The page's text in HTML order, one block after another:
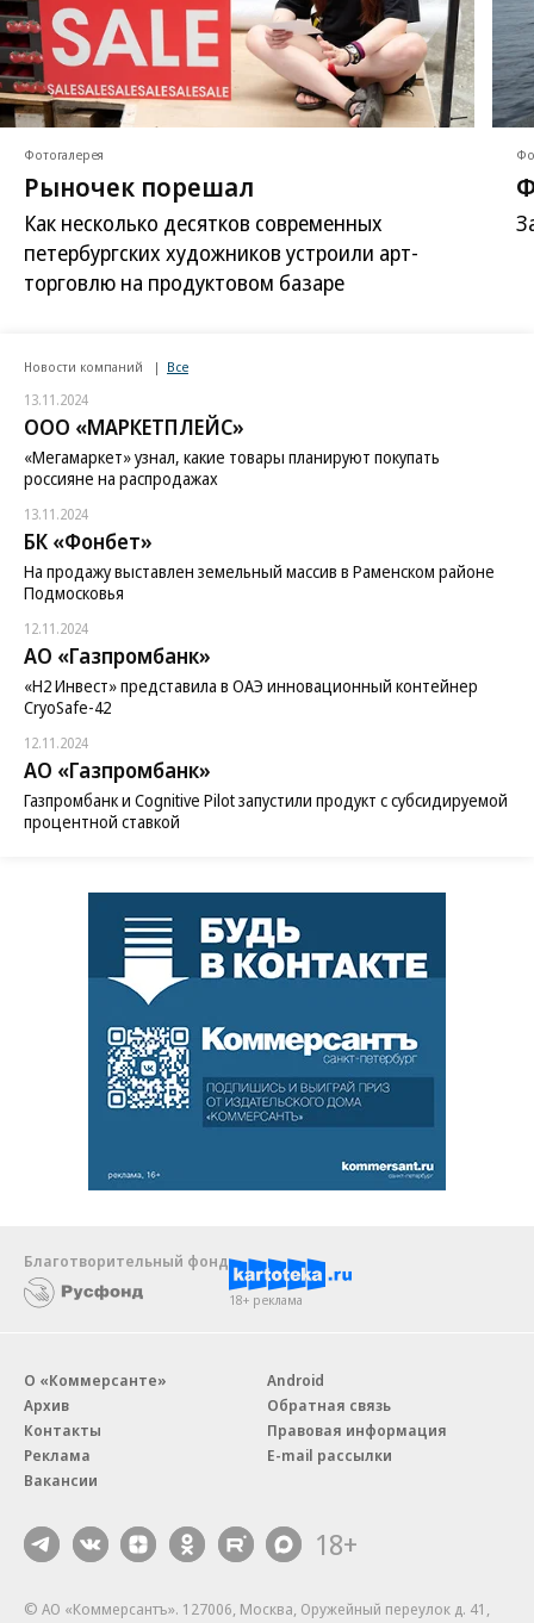
Фотогалерея
Рыночек порешал
Как несколько десятков современных
петербургских художников устроили арт-
торговлю на продуктовом базаре
Новости компаний Все
13.11.2024
ООО «МАРКЕТПЛЕЙС»
«Мегамаркет» узнал, какие товары планируют покупать
россияне на распродажах
13.11.2024
БК «Фонбет»
На продажу выставлен земельный массив в Раменском районе
Подмосковья
12.11.2024
АО «Газпромбанк»
«H2 Инвест» представила в ОАЭ инновационный контейнер
CryoSafe-42
12.11.2024
АО «Газпромбанк»
Газпромбанк и Cognitive Pilot запустили продукт с субсидируемой
процентной ставкой
Благотворительный фонд
18+ реклама
О «Коммерсанте»
Архив
Контакты
Реклама
Вакансии
Android
Обратная связь
Правовая информация
E-mail рассылки
18+
© АО «Коммерсантъ». 127006, Москва, Оружейный переулок д. 41,